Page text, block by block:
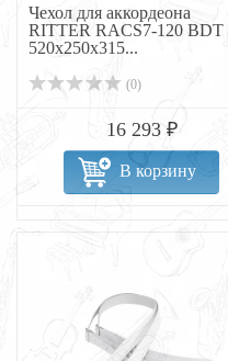
Чехол для аккордеона
RITTER RACS7-120 BDT
520x250x315...
(0)
16 293 ₽
В корзину